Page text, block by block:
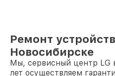
Ремонт
Новосибирске
Мы, сервисный центр LG
лет осуществляем